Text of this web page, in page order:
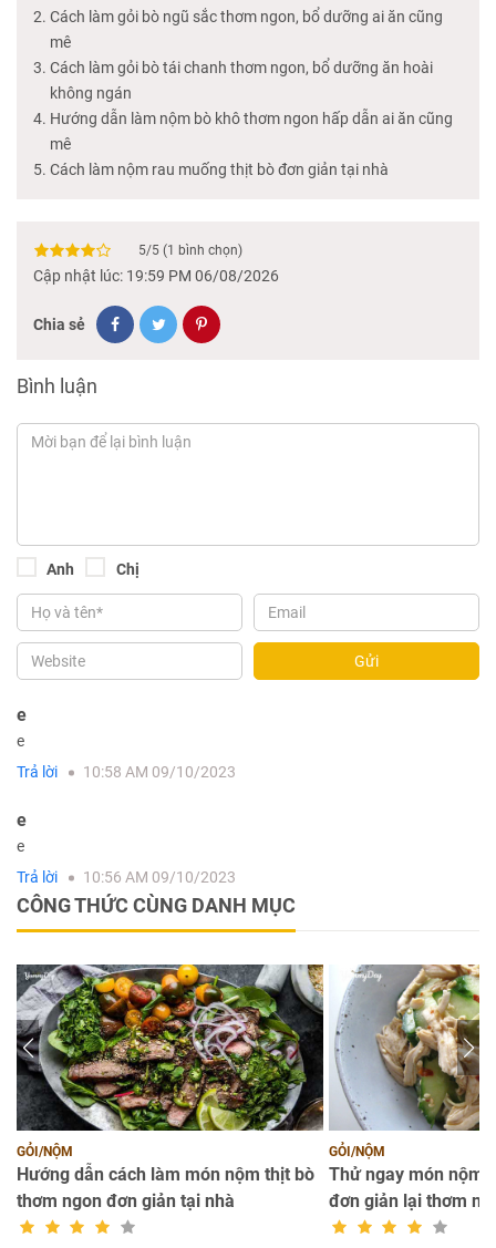
Cách làm gỏi bò ngũ sắc thơm ngon, bổ dưỡng ai ăn cũng
mê
Cách làm gỏi bò tái chanh thơm ngon, bổ dưỡng ăn hoài
không ngán
Hướng dẫn làm nộm bò khô thơm ngon hấp dẫn ai ăn cũng
mê
Cách làm nộm rau muống thịt bò đơn giản tại nhà
5/5 (1 bình chọn)
Cập nhật lúc: 19:59 PM 06/08/2026
Chia sẻ
Bình luận
Anh Chị
Gửi
e
e
Trả lời
10:58 AM 09/10/2023
e
e
Trả lời
10:56 AM 09/10/2023
CÔNG THỨC CÙNG DANH MỤC
GỎI/NỘM
Hướng dẫn cách làm món nộm thịt bò
thơm ngon đơn giản tại nhà
GỎI/NỘM
Thử ngay món nộm
đơn giản lại thơm